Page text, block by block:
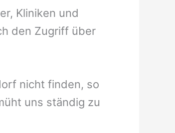
Kliniken und
den Zugriff über
nicht finden, so
uns ständig zu